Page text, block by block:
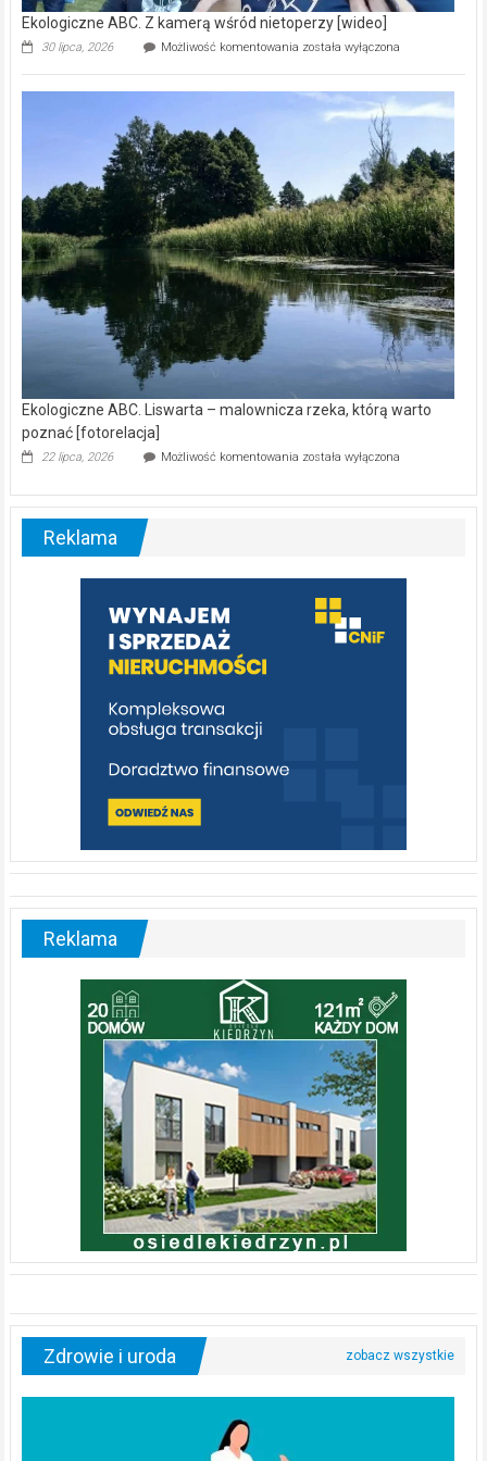
Ekologiczne ABC. Z kamerą wśród nietoperzy [wideo]
30 lipca, 2026 Możliwość komentowania Ekologiczne
kamerą
wśród
została wyłączona
Ekologiczne ABC. Liswarta – malownicza rzeka, którą warto
poznać [fotorelacja]
22 lipca, 2026 Możliwość komentowania Ekologiczne
–
warto
poznać
[fotorelacja]
została wyłączona
Reklama
Reklama
Zdrowie i uroda